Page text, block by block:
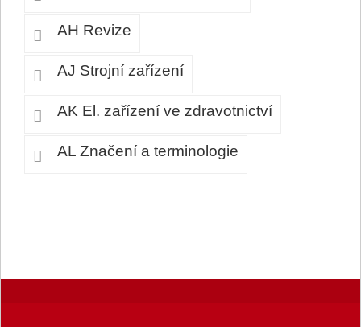
AH Revize
AJ Strojní zařízení
AK El. zařízení ve zdravotnictví
AL Značení a terminologie